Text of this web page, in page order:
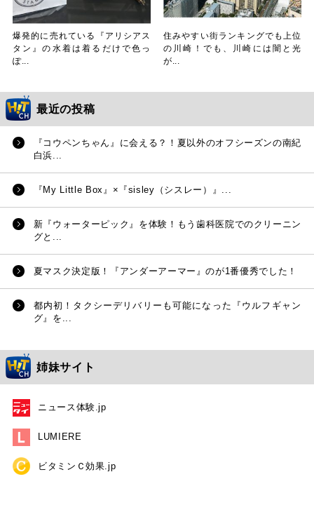
爆発的に売れている『アリシアス
タン』の水着は着るだけで色っ
ぽ...
住みやすい街ランキングでも上位
の川崎！でも、川崎には闇と光
が...
最近の投稿
『コウペンちゃん』に会える？！夏以外のオフシーズンの南紀
白浜...
『My Little Box』×『sisley（シスレー）』...
新『ウォーターピック』を体験！もう歯科医院でのクリーニン
グと...
夏マスク決定版！『アンダーアーマー』のが1番優秀でした！
都内初！タクシーデリバリーも可能になった『ウルフギャン
グ』を...
姉妹サイト
ニュース体験.jp
LUMIERE
ビタミンＣ効果.jp